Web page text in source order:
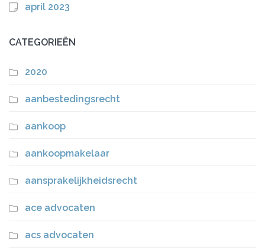
april 2023
CATEGORIEËN
2020
aanbestedingsrecht
aankoop
aankoopmakelaar
aansprakelijkheidsrecht
ace advocaten
acs advocaten